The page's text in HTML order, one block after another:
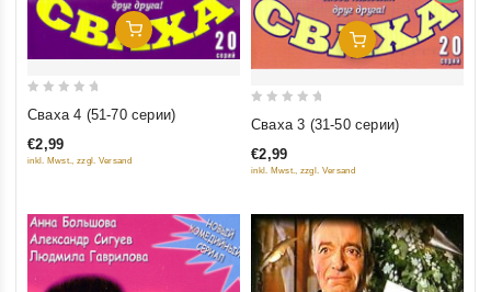
Добавить В Корзину
of
Сваха 4 (51-70 серии)
€2,99
inkl. Mwst., zzgl. Versand
Добавить В Корзину
of
Сваха 3 (31-50 серии)
€2,99
inkl. Mwst., zzgl. Versand